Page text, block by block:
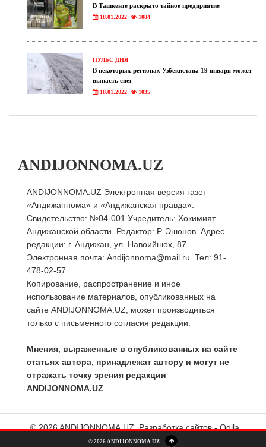
В Ташкенте раскрыто тайное предприятие
18.01.2022 1084
ПУЛЬС ДНЯ
В некоторых регионах Узбекистана 19 января может
выпасть снег
18.01.2022 1035
ANDIJONNOMA.UZ
ANDIJONNOMA.UZ Электронная версия газет
«Андижаннома» и «Андижанская правда».
Свидетельство: №04-001 Учредитель: Хокимият
Андижанской области. Редактор: Р. Эшонов. Адрес
редакции: г. Андижан, ул. Навоийшох, 87.
Электронная почта: Andijonnoma@mail.ru. Тел: 91-
478-02-57.
Копирование, распространение и иное
использование материалов, опубликованных на
сайте ANDIJONNOMA.UZ, может производиться
только с письменного согласия редакции.
Мнения, выраженные в опубликованных на сайте
статьях автора, принадлежат автору и могут не
отражать точку зрения редакции
ANDIJONNOMA.UZ
© 2026 ANDIJONNOMA.UZ.Разработка сайтов - Oqila
© 2026 ANDIJONNOMA.UZ